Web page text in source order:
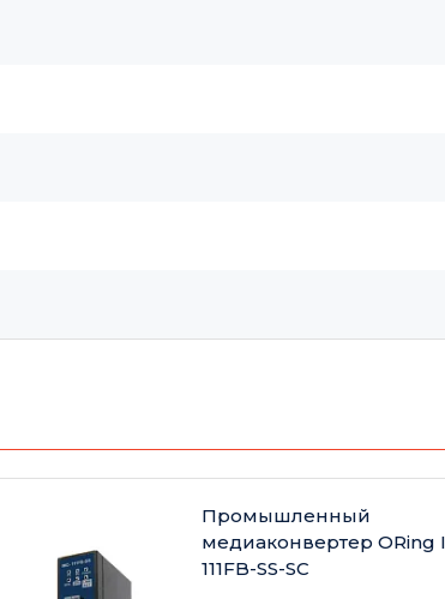
Промышленный
медиаконвертер ORing
111FB-SS-SC